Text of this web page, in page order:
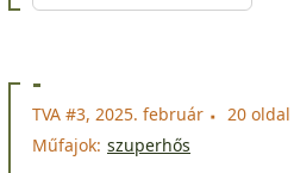
-
TVA #3, 2025. február
20 oldal
Műfajok: szuperhős